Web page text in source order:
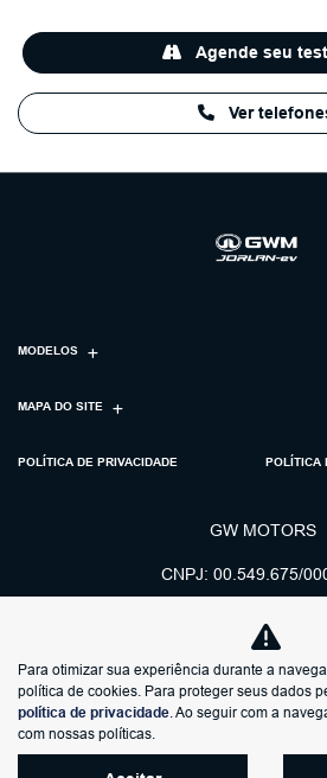
Ver
Agende seu
MODELOS
MAPA DO SITE
POLÍTICA DE PRIVACIDADE POLÍTICA
GW MOTORS
CNPJ: 00.549.675/
No trânsito, enxergar o outro
salva vidas.
Para otimizar sua experiência durante a
política de cookies. Para proteger seus dados
política de privacidade. Ao seguir com a
com nossas políticas.